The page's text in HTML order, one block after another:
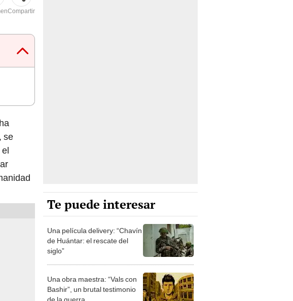
Compartir
se
Te puede interesar
Una película delivery: “Chavín
de Huántar: el rescate del
siglo”
Una obra maestra: “Vals con
Bashir”, un brutal testimonio
de la guerra